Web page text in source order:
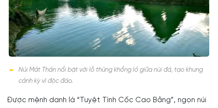
Núi Mắt Thần nổi bật với lỗ thủng khổng lồ giữa núi đá, tạo khung
cảnh kỳ vĩ độc đáo.
Được mệnh danh là “Tuyệt Tình Cốc Cao Bằng”, ngọn núi